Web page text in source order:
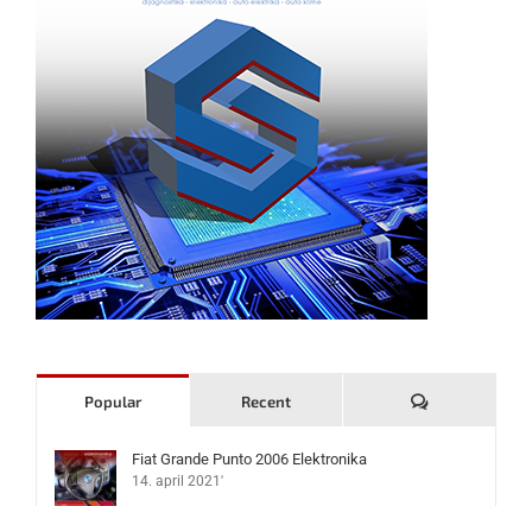
Popular Recent Komentari
Fiat Grande Punto 2006 Elektronika
14. april 2021'